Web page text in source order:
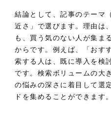
結論として、記事のテーマ
近さ」で選びます。理由は
も、買う気のない人が集ま
からです。例えば、「おす
索する人は、既に導入を検
です。検索ボリュームの大
の悩みの深さに着目して選
ドを集めることができます。